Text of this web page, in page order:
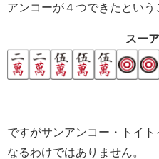
アンコーが４つできたという
スー
ですがサンアンコー・トイ
なるわけではありません。